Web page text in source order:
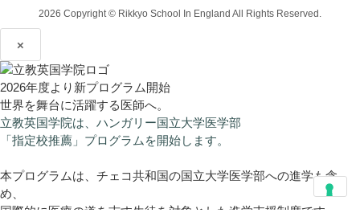
2026 Copyright © Rikkyo School In England All Rights Reserved.
×
2026年度より新プログラム開始
世界を舞台に活躍する医師へ。
立教英国学院は、ハンガリー国立大学医学部
「指定校推薦」プログラムを開始します。
本プログラムは、チェコ共和国の国立大学医学部への進学も含
め、
国際的に医療の道を志す生徒を対象とした進学支援制度です。